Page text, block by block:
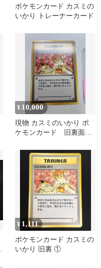
ポケモンカード カスミの
いかり トレーナーカード
¥ 10,000
現物 カスミのいかり ポ
ケモンカード 旧裏面
コダック
¥ 1,111
ポケモンカード カスミの
いかり 旧裏 ①